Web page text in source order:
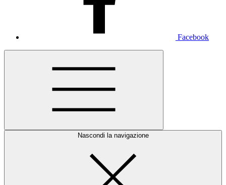
Facebook
Nascondi la navigazione